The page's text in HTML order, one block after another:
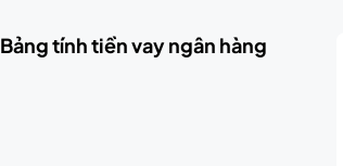
Bảng tính tiền vay ngân hàng